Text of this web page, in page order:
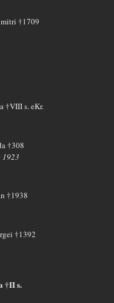
†1709
†VIII s. eKr.
†308
†1938
†1392
†II s.